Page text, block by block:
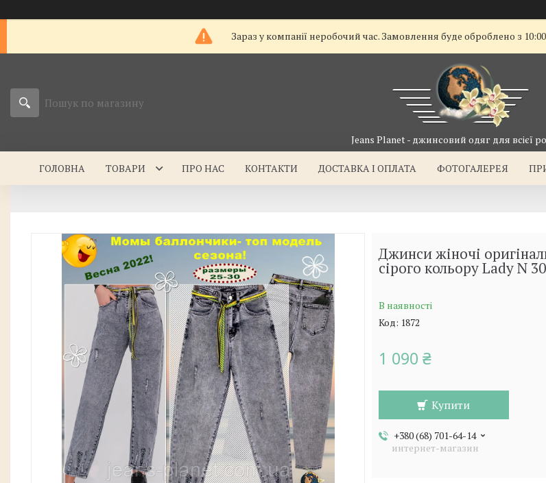
Зараз у компанії неробочий час. Замовлення буде оброблено з
Jeans Planet - джинсовий одяг для всієї
ГОЛОВНА ТОВАРИ ПРО НАС КОНТАКТИ ДОСТАВКА I ОПЛАТА ФОТОГАЛЕРЕЯ
Джинси жіночі
сірого кольору Lady N
В наявності
Код: 1872
1 090 ₴
Купити
+380 (68) 701-64-14
интернет-магазин